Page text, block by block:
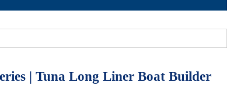
| Tuna Long Liner Boat Builder